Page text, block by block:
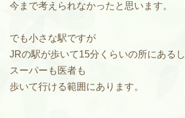
今まで考えられなかったと思います。
でも小さな駅ですが
JRの駅が歩いて15分くらいの所にあるし
スーパーも医者も
歩いて行ける範囲にあります。